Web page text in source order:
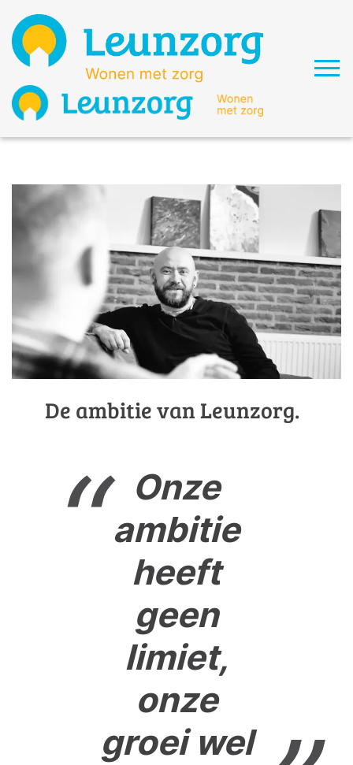
De ambitie van Leunzorg.
Onze
ambitie
heeft
geen
limiet,
onze
groei wel